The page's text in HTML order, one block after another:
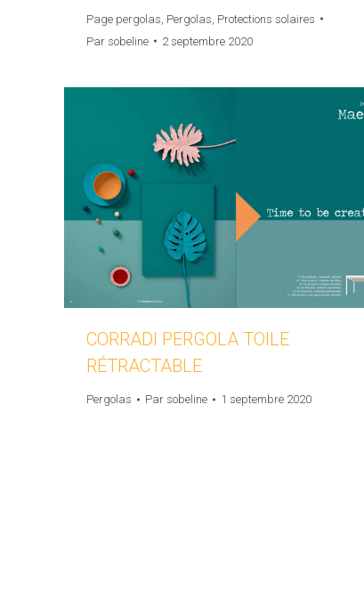
Page pergolas Pergolas Protections solaires
Par sobeline 2 septembre 2020
CORRADI PERGOLA TOILE
RÉTRACTABLE
Pergolas Par sobeline 1 septembre 2020